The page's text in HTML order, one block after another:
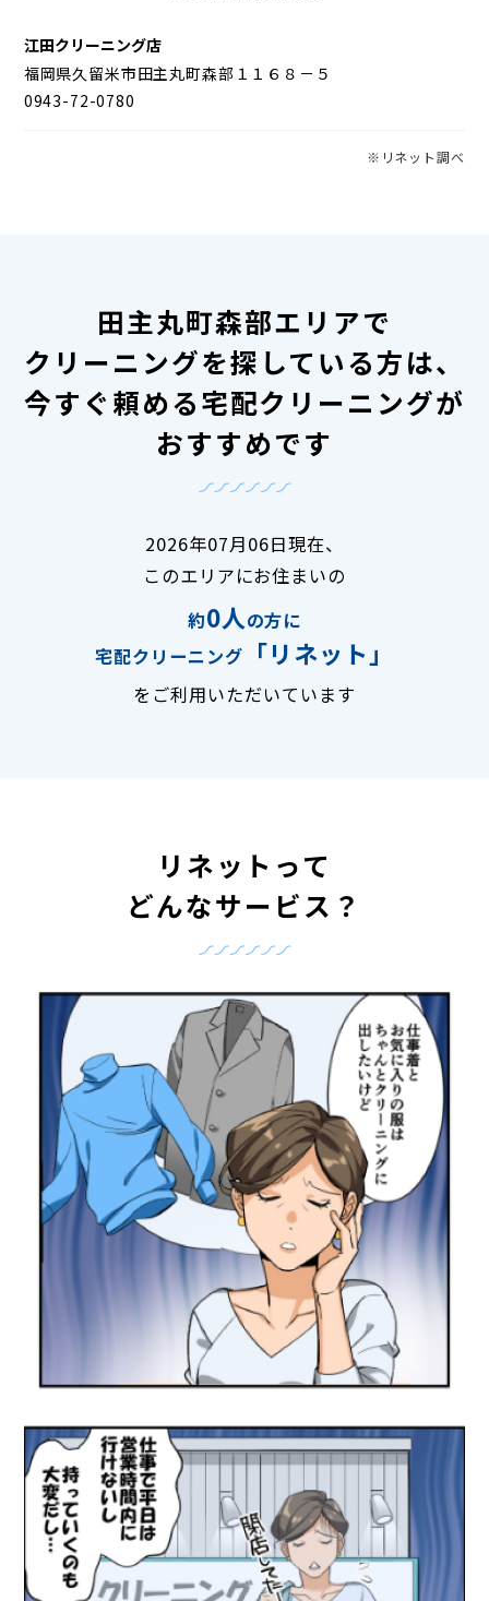
江田クリーニング店
福岡県久留米市田主丸町森部１１６８－５
0943-72-0780
※リネット調べ
田主丸町森部エリアで
クリーニングを探している方は、
今すぐ頼める宅配クリーニングが
おすすめです
2026年07月06日現在、
このエリアにお住まいの
約0人の方に
宅配クリーニング
「リネット」
をご利用いただいています
リネットって
どんなサービス？